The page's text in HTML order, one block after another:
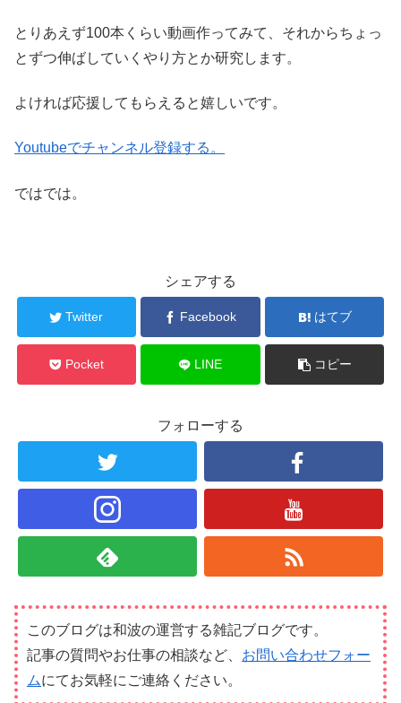
とりあえず100本くらい動画作ってみて、それからちょっ
とずつ伸ばしていくやり方とか研究します。
よければ応援してもらえると嬉しいです。
Youtubeでチャンネル登録する。
ではでは。
シェアする
Twitter Facebook はてブ
Pocket LINE コピー
フォローする
このブログは和波の運営する雑記ブログです。
記事の質問やお仕事の相談など、 お問い合わせフォー
ムにてお気軽にご連絡ください。